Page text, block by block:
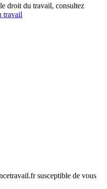
droit du travail, consultez
travail
susceptible de vous